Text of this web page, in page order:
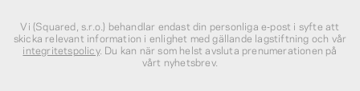
Vi (Squared, s.r.o.) behandlar endast din personliga e‑post i syfte att
skicka relevant information i enlighet med gällande lagstiftning och vår
integritetspolicy. Du kan när som helst avsluta prenumerationen på
vårt nyhetsbrev.